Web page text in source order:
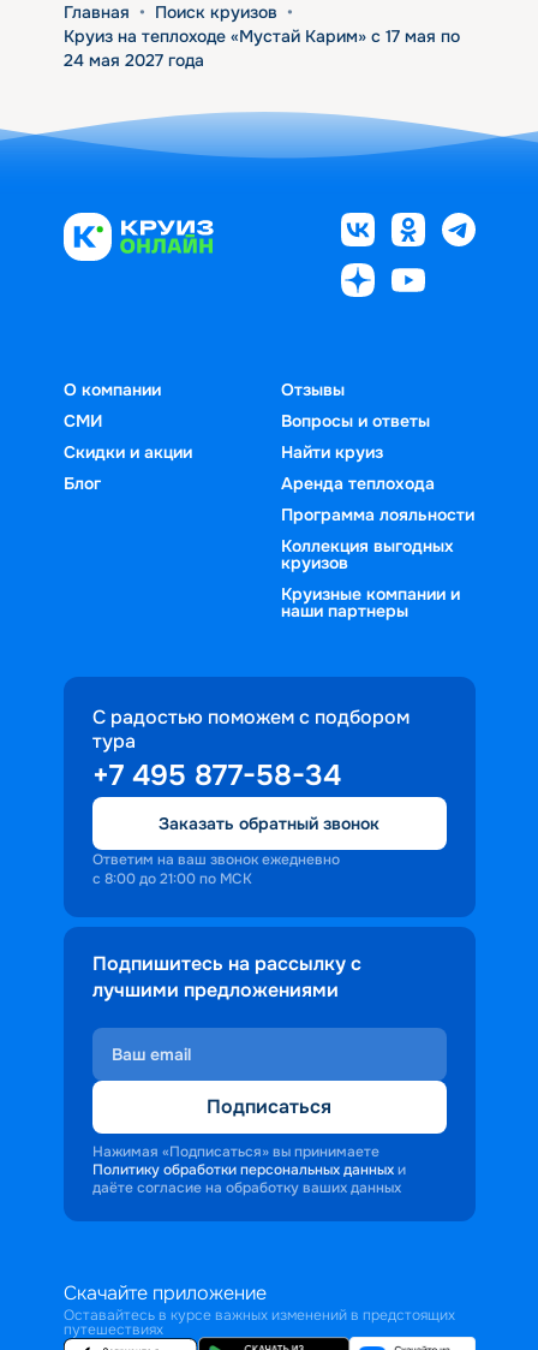
Главная • Поиск круизов •
Круиз на теплоходе «Мустай Карим» с 17 мая по
24 мая 2027 года
О компании
СМИ
Скидки и акции
Блог
Отзывы
Вопросы и ответы
Найти круиз
Аренда теплохода
Программа лояльности
Коллекция выгодных
круизов
Круизные компании и
наши партнеры
С радостью поможем с подбором
тура
+7 495 877-58-34
Заказать обратный звонок
Ответим на ваш звонок ежедневно
с 8:00 до 21:00 по МСК
Подпишитесь на рассылку с
лучшими предложениями
Подписаться
Нажимая «Подписаться» вы принимаете
Политику обработки персональных данных и
даёте согласие на обработку ваших данных
Скачайте приложение
Оставайтесь в курсе важных изменений в предстоящих
путешествиях